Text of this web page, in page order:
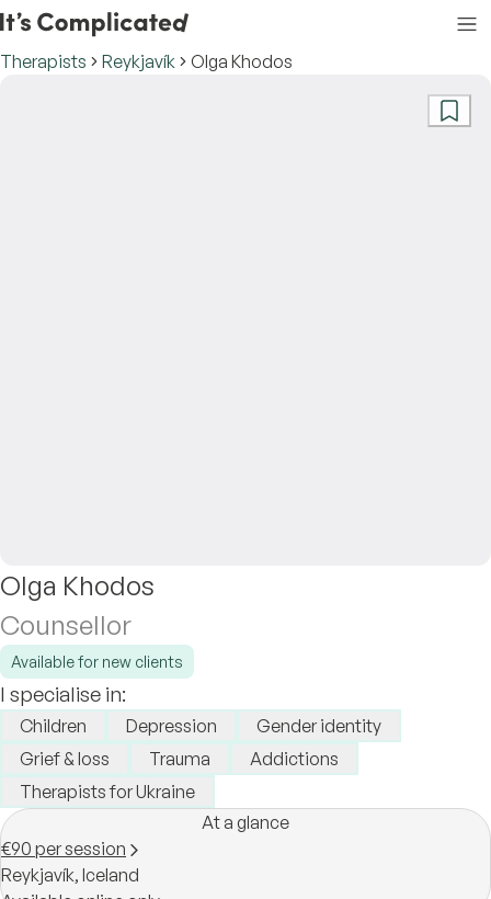
Therapists Reykjavík Olga Khodos
Olga Khodos
Counsellor
Available for new clients
I specialise in:
Children Depression
Gender identity
Grief & loss
Trauma
Addictions
Therapists for Ukraine
At a glance
€90 per session
Reykjavík, Iceland